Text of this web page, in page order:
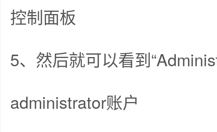
控制面板
5、然后就可以看到
administrator账户